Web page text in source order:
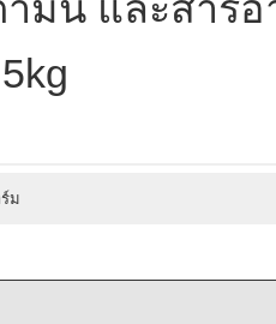
ม